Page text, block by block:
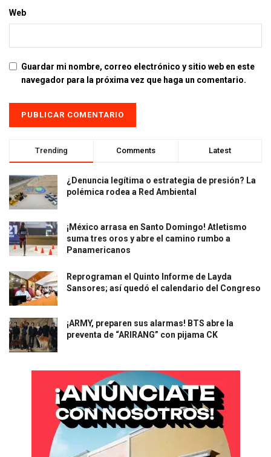
Web
Guardar mi nombre, correo electrónico y sitio web en este
navegador para la próxima vez que haga un comentario.
Trending Comments Latest
¿Denuncia legítima o estrategia de presión? La
polémica rodea a Red Ambiental
¡México arrasa en Santo Domingo! Atletismo
suma tres oros y abre el camino rumbo a
Panamericanos
Reprograman el Quinto Informe de Layda
Sansores; así quedó el calendario del Congreso
¡ARMY, preparen sus alarmas! BTS abre la
preventa de “ARIRANG” con pijama CK